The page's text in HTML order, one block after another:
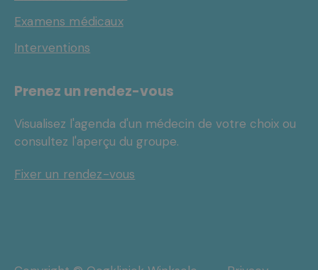
Examens médicaux
Interventions
Prenez un rendez-vous
Visualisez l'agenda d'un médecin de votre choix ou
consultez l'aperçu du groupe.
Fixer un rendez-vous